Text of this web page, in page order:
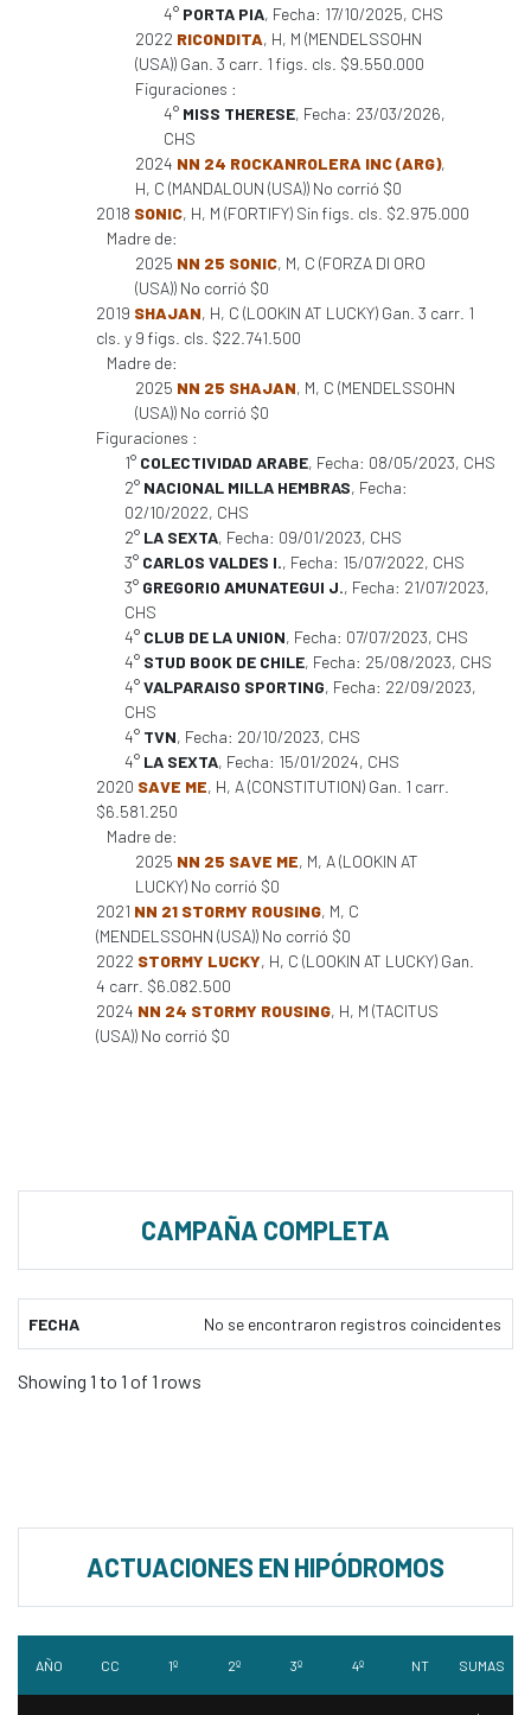
4° PORTA PIA, Fecha: 17/10/2025, CHS
2022 RICONDITA, H, M (MENDELSSOHN
(USA)) Gan. 3 carr. 1 figs. cls. $9.550.000
Figuraciones :
4° MISS THERESE, Fecha: 23/03/2026,
CHS
2024 NN 24 ROCKANROLERA INC (ARG),
H, C (MANDALOUN (USA)) No corrió $0
2018 SONIC, H, M (FORTIFY) Sin figs. cls. $2.975.000
Madre de:
2025 NN 25 SONIC, M, C (FORZA DI ORO
(USA)) No corrió $0
2019 SHAJAN, H, C (LOOKIN AT LUCKY) Gan. 3 carr. 1
cls. y 9 figs. cls. $22.741.500
Madre de:
2025 NN 25 SHAJAN, M, C (MENDELSSOHN
(USA)) No corrió $0
Figuraciones :
1° COLECTIVIDAD ARABE, Fecha: 08/05/2023, CHS
2° NACIONAL MILLA HEMBRAS, Fecha:
02/10/2022, CHS
2° LA SEXTA, Fecha: 09/01/2023, CHS
3° CARLOS VALDES I., Fecha: 15/07/2022, CHS
3° GREGORIO AMUNATEGUI J., Fecha: 21/07/2023,
CHS
4° CLUB DE LA UNION, Fecha: 07/07/2023, CHS
4° STUD BOOK DE CHILE, Fecha: 25/08/2023, CHS
4°VALPARAISO SPORTING, Fecha: 22/09/2023,
CHS
4° TVN, Fecha: 20/10/2023, CHS
4° LA SEXTA, Fecha: 15/01/2024, CHS
2020 SAVE ME, H, A (CONSTITUTION) Gan. 1 carr.
$6.581.250
Madre de:
2025 NN 25 SAVE ME, M, A (LOOKIN AT
LUCKY) No corrió $0
2021 NN 21 STORMY ROUSING, M, C
(MENDELSSOHN (USA)) No corrió $0
2022 STORMY LUCKY, H, C (LOOKIN AT LUCKY) Gan.
4 carr. $6.082.500
2024 NN 24 STORMY ROUSING, H, M (TACITUS
(USA)) No corrió $0
CAMPAÑA COMPLETA
FECHA No se encontraron registros coincidentes
Showing 1 to 1 of 1 rows
ACTUACIONES EN HIPÓDROMOS
AÑO CC 1º 2º 3º 4º NT SUMAS